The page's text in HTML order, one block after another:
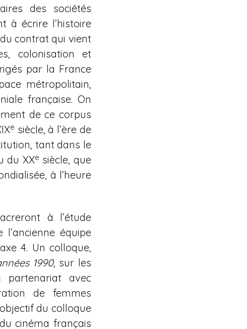
des sociétés
à écrire l’histoire
contrat qui vient
colonisation et
par la France
métropolitain,
française. On
de ce corpus
e siècle, à l’ère de
tant dans le
du XXe siècle, que
à l’heure
à l’étude
équipe
4. Un colloque,
1990, sur les
partenariat avec
de femmes
du colloque
cinéma français